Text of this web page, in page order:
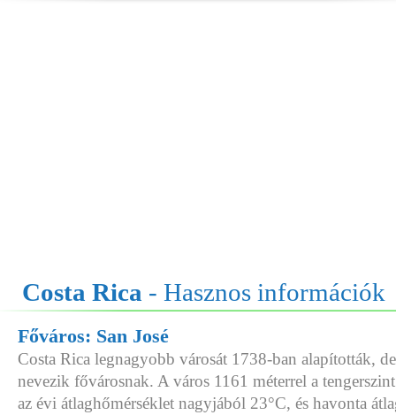
Costa Rica - Hasznos információk
Főváros: San José
Costa Rica legnagyobb városát 1738-ban alapították,
nevezik fővárosnak. A város 1161 méterrel a
az évi átlaghőmérséklet nagyjából 23°C, és havonta